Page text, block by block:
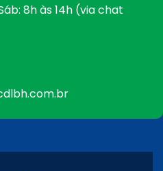
8h às 14h (via chat